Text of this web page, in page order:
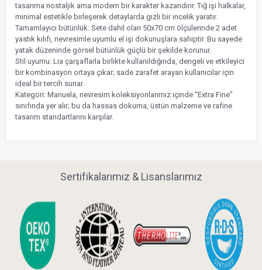
tasarıma nostaljik ama modern bir karakter kazandırır. Tığ işi halkalar,
minimal estetikle birleşerek detaylarda gizli bir incelik yaratır.
Tamamlayıcı bütünlük: Sete dahil olan 50x70 cm ölçülerinde 2 adet
yastık kılıfı, nevresimle uyumlu el işi dokunuşlara sahiptir. Bu sayede
yatak düzeninde görsel bütünlük güçlü bir şekilde korunur.
Stil uyumu: Lia çarşaflarla birlikte kullanıldığında, dengeli ve etkileyici
bir kombinasyon ortaya çıkar; sade zarafet arayan kullanıcılar için
ideal bir tercih sunar.
Kategori: Manuela, nevresim koleksiyonlarımız içinde “Extra Fine”
sınıfında yer alır; bu da hassas dokuma, üstün malzeme ve rafine
tasarım standartlarını karşılar.
Sertifikalarımız & Lisanslarımız